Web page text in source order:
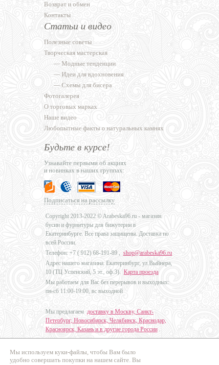
Мы используем куки-файлы, чтобы Вам было
удобно совершать покупки на нашем сайте. Вы
Возврат и обмен
Контакты
Статьи и видео
Полезные советы
Творческая мастерская
— Модные тенденции
— Идеи для вдохновения
— Схемы для бисера
Фотогалерея
О торговых марках
Наше видео
Любопытные факты о натуральных камнях
Будьте в курсе!
Узнавайте первыми об акциях
и новинках в наших группах:
Подписаться на рассылку
Copyright 2013-2022 © Arabeska96.ru - магазин
бусин и фурнитуры для бижутерии в
Екатеринбурге. Все права защищены. Доставка по
всей России.
Телефон: +7 ( 912) 68-191-89 , shop@arabeska96.ru
Адрес нашего магазина: Екатеринбург, ул.Выйнера,
10 (ТЦ Успенский, 5 эт., оф.3). Карта проезда
Мы работаем для Вас без перерывов и выходных:
пн-сб 11:00-19:00, вс выходной
Мы предлагаем доставку в Москву, Санкт-
Петербург, Новосибирск, Челябинск, Краснодар,
Красноярск, Казань и в другие города России .
Дизайн - Наталья Мальцева